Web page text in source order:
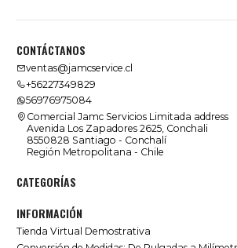
CONTÁCTANOS
ventas@jamcservice.cl
+56227349829
56976975084
Comercial Jamc Servicios Limitada address
Avenida Los Zapadores 2625, Conchali
8550828 Santiago - Conchalí
Región Metropolitana - Chile
CATEGORÍAS
INFORMACIÓN
Tienda Virtual Demostrativa